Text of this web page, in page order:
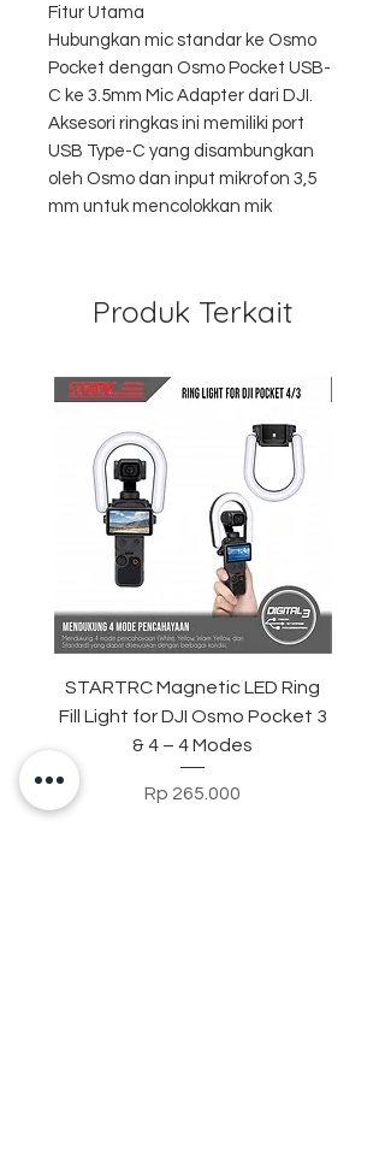
Fitur Utama
Hubungkan mic standar ke Osmo
Pocket dengan Osmo Pocket USB-
C ke 3.5mm Mic Adapter dari DJI.
Aksesori ringkas ini memiliki port
USB Type-C yang disambungkan
oleh Osmo dan input mikrofon 3,5
mm untuk mencolokkan mik
Produk Terkait
STARTRC Magnetic LED Ring
Fill Light for DJI Osmo Pocket 3
& 4 – 4 Modes
Harga
Rp 265.000